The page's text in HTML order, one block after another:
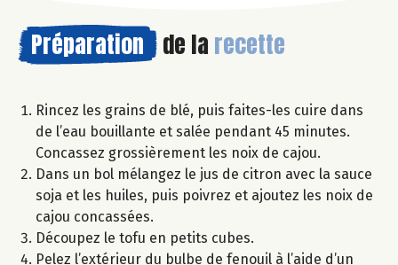
Préparation de la recette
Rincez les grains de blé, puis faites-les cuire dans
de l’eau bouillante et salée pendant 45 minutes.
Concassez grossièrement les noix de cajou.
Dans un bol mélangez le jus de citron avec la sauce
soja et les huiles, puis poivrez et ajoutez les noix de
cajou concassées.
Découpez le tofu en petits cubes.
Pelez l’extérieur du bulbe de fenouil à l’aide d’un